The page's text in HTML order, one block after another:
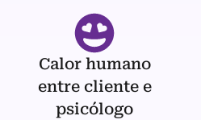
Calor humano
entre cliente e
psicólogo